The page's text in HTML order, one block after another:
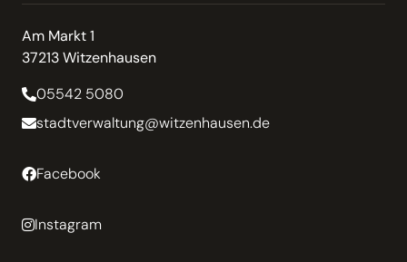
Am Markt 1
37213 Witzenhausen
05542 5080
stadtverwaltung@witzenhausen.de
Facebook
Instagram